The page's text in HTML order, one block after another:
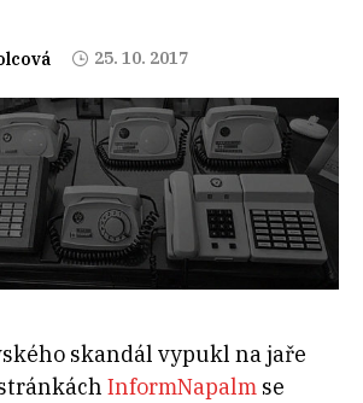
25. 10. 2017
skandál vypukl na jaře
InformNapalm se